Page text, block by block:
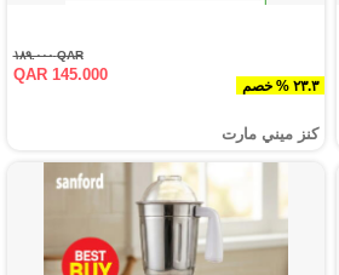
٢٣.٣ % خصم
QAR ١٨٩.٠٠٠
QAR 145.000
كنز ميني مارت